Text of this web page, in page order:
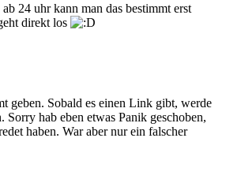
24 uhr kann man das bestimmt erst
direkt los
geben. Sobald es einen Link gibt, werde
Sorry hab eben etwas Panik geschoben,
haben. War aber nur ein falscher